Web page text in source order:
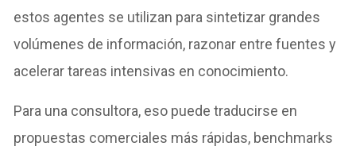
estos agentes se utilizan para sintetizar grandes
volúmenes de información, razonar entre fuentes y
acelerar tareas intensivas en conocimiento.
Para una consultora, eso puede traducirse en
propuestas comerciales más rápidas, benchmarks